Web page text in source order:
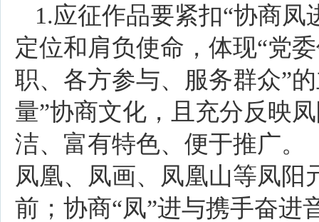
1.应征作品要紧扣“协商
定位和肩负使命，体现“党
职、各方参与、服务群众”
量”协商文化，且充分反映
洁、富有特色、便于推广。
凤凰、凤画、凤凰山等凤阳
前；协商“凤”进与携手奋进